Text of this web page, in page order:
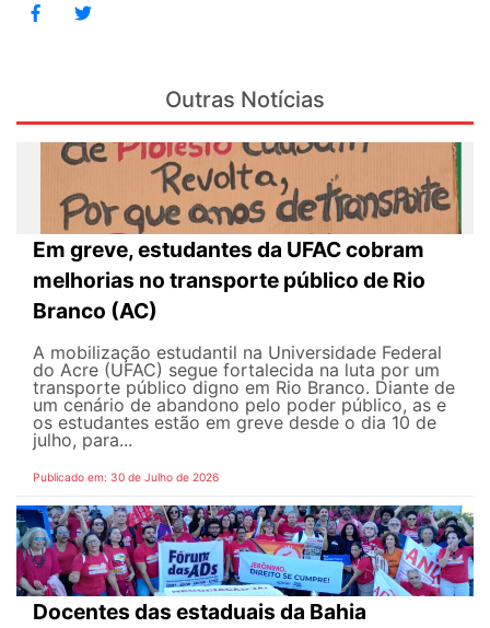
Outras Notícias
Em greve, estudantes da UFAC cobram
melhorias no transporte público de Rio
Branco (AC)
A mobilização estudantil na Universidade Federal
do Acre (UFAC) segue fortalecida na luta por um
transporte público digno em Rio Branco. Diante de
um cenário de abandono pelo poder público, as e
os estudantes estão em greve desde o dia 10 de
julho, para...
Publicado em: 30 de Julho de 2026
Docentes das estaduais da Bahia